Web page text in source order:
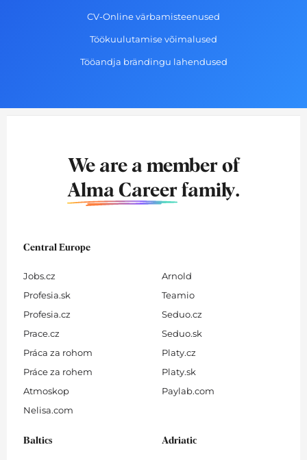
CV-Online värbamisteenused
Töökuulutamise võimalused
Tööandja brändingu lahendused
We are a member of
Alma Career family.
Central Europe
Jobs.cz
Profesia.sk
Profesia.cz
Prace.cz
Práca za rohom
Práce za rohem
Atmoskop
Nelisa.com
Arnold
Teamio
Seduo.cz
Seduo.sk
Platy.cz
Platy.sk
Paylab.com
Baltics Adriatic